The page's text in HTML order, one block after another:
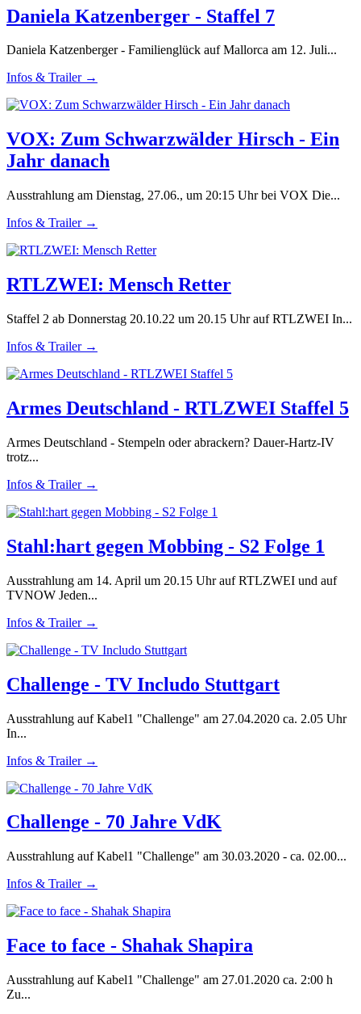
Daniela Katzenberger - Staffel 7
Daniela Katzenberger - Familienglück auf Mallorca am 12. Juli...
Infos & Trailer →
VOX: Zum Schwarzwälder Hirsch - Ein
Jahr danach
Ausstrahlung am Dienstag, 27.06., um 20:15 Uhr bei VOX Die...
Infos & Trailer →
RTLZWEI: Mensch Retter
Staffel 2 ab Donnerstag 20.10.22 um 20.15 Uhr auf RTLZWEI In...
Infos & Trailer →
Armes Deutschland - RTLZWEI Staffel 5
Armes Deutschland - Stempeln oder abrackern? Dauer-Hartz-IV
trotz...
Infos & Trailer →
Stahl:hart gegen Mobbing - S2 Folge 1
Ausstrahlung am 14. April um 20.15 Uhr auf RTLZWEI und auf
TVNOW Jeden...
Infos & Trailer →
Challenge - TV Includo Stuttgart
Ausstrahlung auf Kabel1 "Challenge" am 27.04.2020 ca. 2.05 Uhr
In...
Infos & Trailer →
Challenge - 70 Jahre VdK
Ausstrahlung auf Kabel1 "Challenge" am 30.03.2020 - ca. 02.00...
Infos & Trailer →
Face to face - Shahak Shapira
Ausstrahlung auf Kabel1 "Challenge" am 27.01.2020 ca. 2:00 h
Zu...